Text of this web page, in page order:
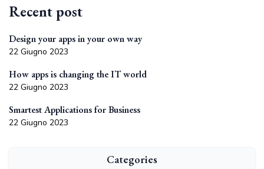
Recent post
Design your apps in your own way
22 Giugno 2023
How apps is changing the IT world
22 Giugno 2023
Smartest Applications for Business
22 Giugno 2023
Categories